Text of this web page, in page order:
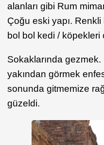
alanları gibi Rum
Çoğu eski yapı.
bol bol kedi / köpekleri
Sokaklarında
yakından görmek
sonunda gitmemize
güzeldi.